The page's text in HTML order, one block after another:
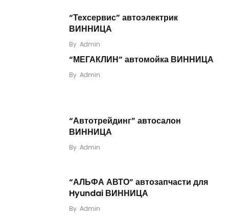
“Техсервис” автоэлектрик
ВИННИЦА
By Admin
“МЕГАКЛИН” автомойка ВИННИЦА
By Admin
“Автотрейдинг” автосалон
ВИННИЦА
By Admin
“АЛЬФА АВТО” автозапчасти для
Hyundai ВИННИЦА
By Admin